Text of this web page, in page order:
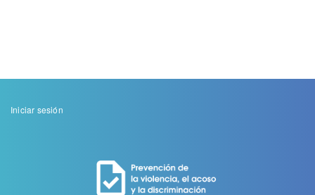
Menu
Iniciar sesión